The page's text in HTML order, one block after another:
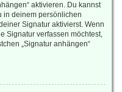
aktivieren. Du kannst
in deinem persönlichen
Signatur aktivierst. Wenn
Signatur verfassen möchtest,
„Signatur anhängen“